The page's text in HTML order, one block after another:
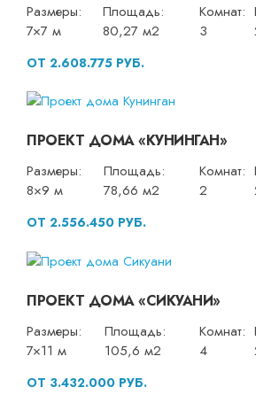
Размеры:
7×7 м
Площадь:
80,27 м2
Комнат:
3
ОТ 2.608.775 РУБ.
ПРОЕКТ ДОМА «КУНИНГАН»
Размеры:
8×9 м
Площадь:
78,66 м2
Комнат:
2
ОТ 2.556.450 РУБ.
ПРОЕКТ ДОМА «СИКУАНИ»
Размеры:
7×11 м
Площадь:
105,6 м2
Комнат:
4
ОТ 3.432.000 РУБ.